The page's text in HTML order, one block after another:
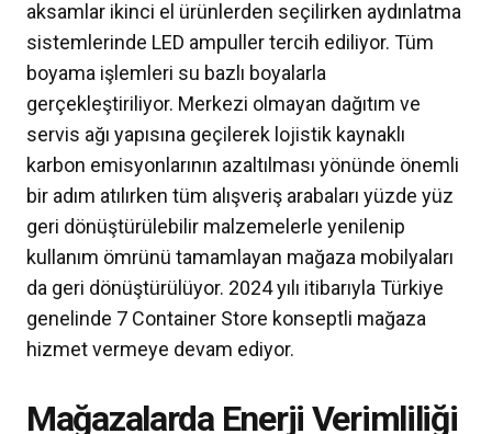
aksamlar ikinci el ürünlerden seçilirken aydınlatma
sistemlerinde LED ampuller tercih ediliyor. Tüm
boyama işlemleri su bazlı boyalarla
gerçekleştiriliyor. Merkezi olmayan dağıtım ve
servis ağı yapısına geçilerek lojistik kaynaklı
karbon emisyonlarının azaltılması yönünde önemli
bir adım atılırken tüm alışveriş arabaları yüzde yüz
geri dönüştürülebilir malzemelerle yenilenip
kullanım ömrünü tamamlayan mağaza mobilyaları
da geri dönüştürülüyor. 2024 yılı itibarıyla Türkiye
genelinde 7 Container Store konseptli mağaza
hizmet vermeye devam ediyor.
Mağazalarda Enerji Verimliliği